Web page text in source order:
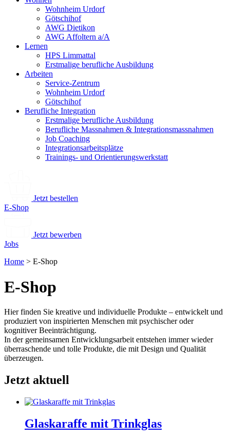
Wohnheim Urdorf
Götschihof
AWG Dietikon
AWG Affoltern a/A
Lernen
HPS Limmattal
Erstmalige berufliche Ausbildung
Arbeiten
Service-Zentrum
Wohnheim Urdorf
Götschihof
Berufliche Integration
Erstmalige berufliche Ausbildung
Berufliche Massnahmen & Integrationsmassnahmen
Job Coaching
Integrationsarbeitsplätze
Trainings- und Orientierungswerkstatt
Jetzt bestellen
E-Shop
Jetzt bewerben
Jobs
Home > E-Shop
E-Shop
Hier finden Sie kreative und individuelle Produkte – entwickelt und
produziert von inspirierten Menschen mit psychischer oder
kognitiver Beeinträchtigung.
In der gemeinsamen Entwicklungsarbeit entstehen immer wieder
überraschende und tolle Produkte, die mit Design und Qualität
überzeugen.
Jetzt aktuell
Glaskaraffe mit Trinkglas